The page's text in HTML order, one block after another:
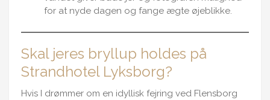
for at nyde dagen og fange ægte øjeblikke.
Skal jeres bryllup holdes på
Strandhotel Lyksborg?
Hvis I drømmer om en idyllisk fejring ved Flensborg